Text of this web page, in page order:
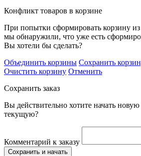
Конфликт товаров в корзине
При попытки сформировать корзину из
мы обнаружили, что уже есть
Вы хотели бы сделать?
Объединить корзины Сохранить
Очистить корзину Отменить
Сохранить заказ
Вы действительно хотите начать
текущую?
Комментарий к заказу
Сохранить и начать